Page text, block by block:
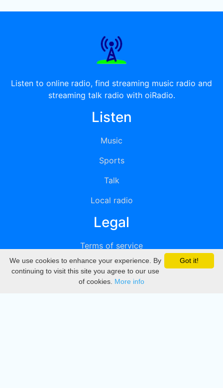
Listen to online radio, find streaming music radio and
streaming talk radio with oiRadio.
Listen
Music
Sports
Talk
Local radio
Legal
Terms of service
Privacy
DMCA
Got it!
We use cookies to enhance your experience. By
continuing to visit this site you agree to our use
of cookies. More info